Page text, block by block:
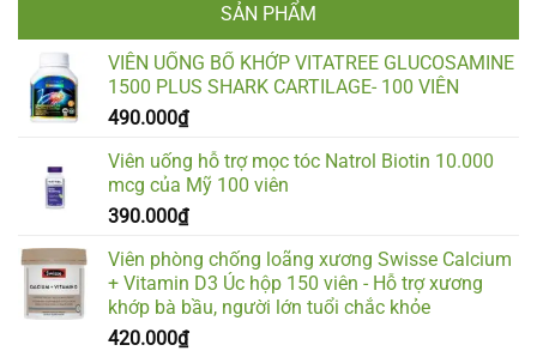
SẢN PHẨM
VIÊN UỐNG BỔ KHỚP VITATREE GLUCOSAMINE
1500 PLUS SHARK CARTILAGE- 100 VIÊN
490.000₫
Viên uống hỗ trợ mọc tóc Natrol Biotin 10.000
mcg của Mỹ 100 viên
390.000₫
Viên phòng chống loãng xương Swisse Calcium
+ Vitamin D3 Úc hộp 150 viên - Hỗ trợ xương
khớp bà bầu, người lớn tuổi chắc khỏe
420.000₫